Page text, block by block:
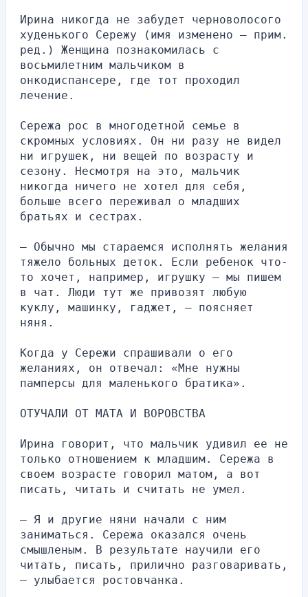
Ирина никогда не забудет черноволосого
худенького Сережу (имя изменено — прим.
ред.) Женщина познакомилась с
восьмилетним мальчиком в
онкодиспансере, где тот проходил
лечение.
Сережа рос в многодетной семье в
скромных условиях. Он ни разу не видел
ни игрушек, ни вещей по возрасту и
сезону. Несмотря на это, мальчик
никогда ничего не хотел для себя,
больше всего переживал о младших
братьях и сестрах.
— Обычно мы стараемся исполнять желания
тяжело больных деток. Если ребенок что-
то хочет, например, игрушку — мы пишем
в чат. Люди тут же привозят любую
куклу, машинку, гаджет, — поясняет
няня.
Когда у Сережи спрашивали о его
желаниях, он отвечал: «Мне нужны
памперсы для маленького братика».
ОТУЧАЛИ ОТ МАТА И ВОРОВСТВА
Ирина говорит, что мальчик удивил ее не
только отношением к младшим. Сережа в
своем возрасте говорил матом, а вот
писать, читать и считать не умел.
— Я и другие няни начали с ним
заниматься. Сережа оказался очень
смышленым. В результате научили его
читать, писать, прилично разговаривать,
— улыбается ростовчанка.